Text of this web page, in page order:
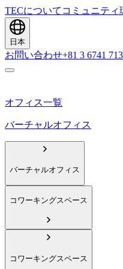
TECについて コミュニティ
日本
お問い合わせ+81 3 6741
オフィス一覧
バーチャルオフィス
バーチャルオフィス
コワーキングスペース
コワーキングスペース